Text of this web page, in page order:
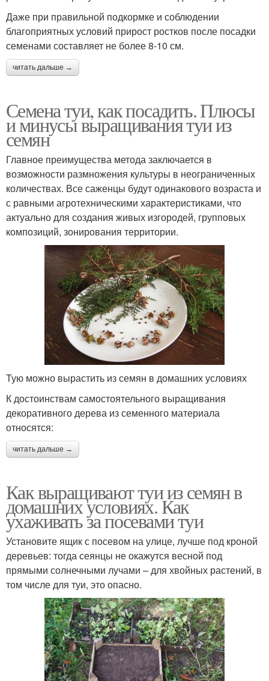
Даже при правильной подкормке и соблюдении
благоприятных условий прирост ростков после посадки
семенами составляет не более 8-10 см.
читать дальше →
Семена туи, как посадить. Плюсы
и минусы выращивания туи из
семян
Главное преимущества метода заключается в
возможности размножения культуры в неограниченных
количествах. Все саженцы будут одинакового возраста и
с равными агротехническими характеристиками, что
актуально для создания живых изгородей, групповых
композиций, зонирования территории.
Тую можно вырастить из семян в домашних условиях
К достоинствам самостоятельного выращивания
декоративного дерева из семенного материала
относятся:
читать дальше →
Как выращивают туи из семян в
домашних условиях. Как
ухаживать за посевами туи
Установите ящик с посевом на улице, лучше под кроной
деревьев: тогда сеянцы не окажутся весной под
прямыми солнечными лучами – для хвойных растений, в
том числе для туи, это опасно.